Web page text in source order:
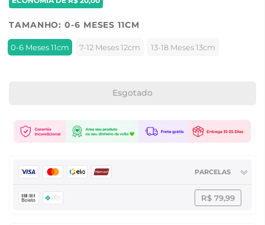
TAMANHO:0-6 MESES 11CM
0-6 Meses 11cm 7-12 Meses 12cm 13-18 Meses 13cm
Esgotado
PARCELAS
R$ 79,99